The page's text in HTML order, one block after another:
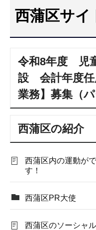
西蒲区サイ
令和8年度 児
設 会計年度任
業務】募集（
西蒲区の紹介
西蒲区内の運動が
す！
西蒲区PR大使
西蒲区のソーシャ